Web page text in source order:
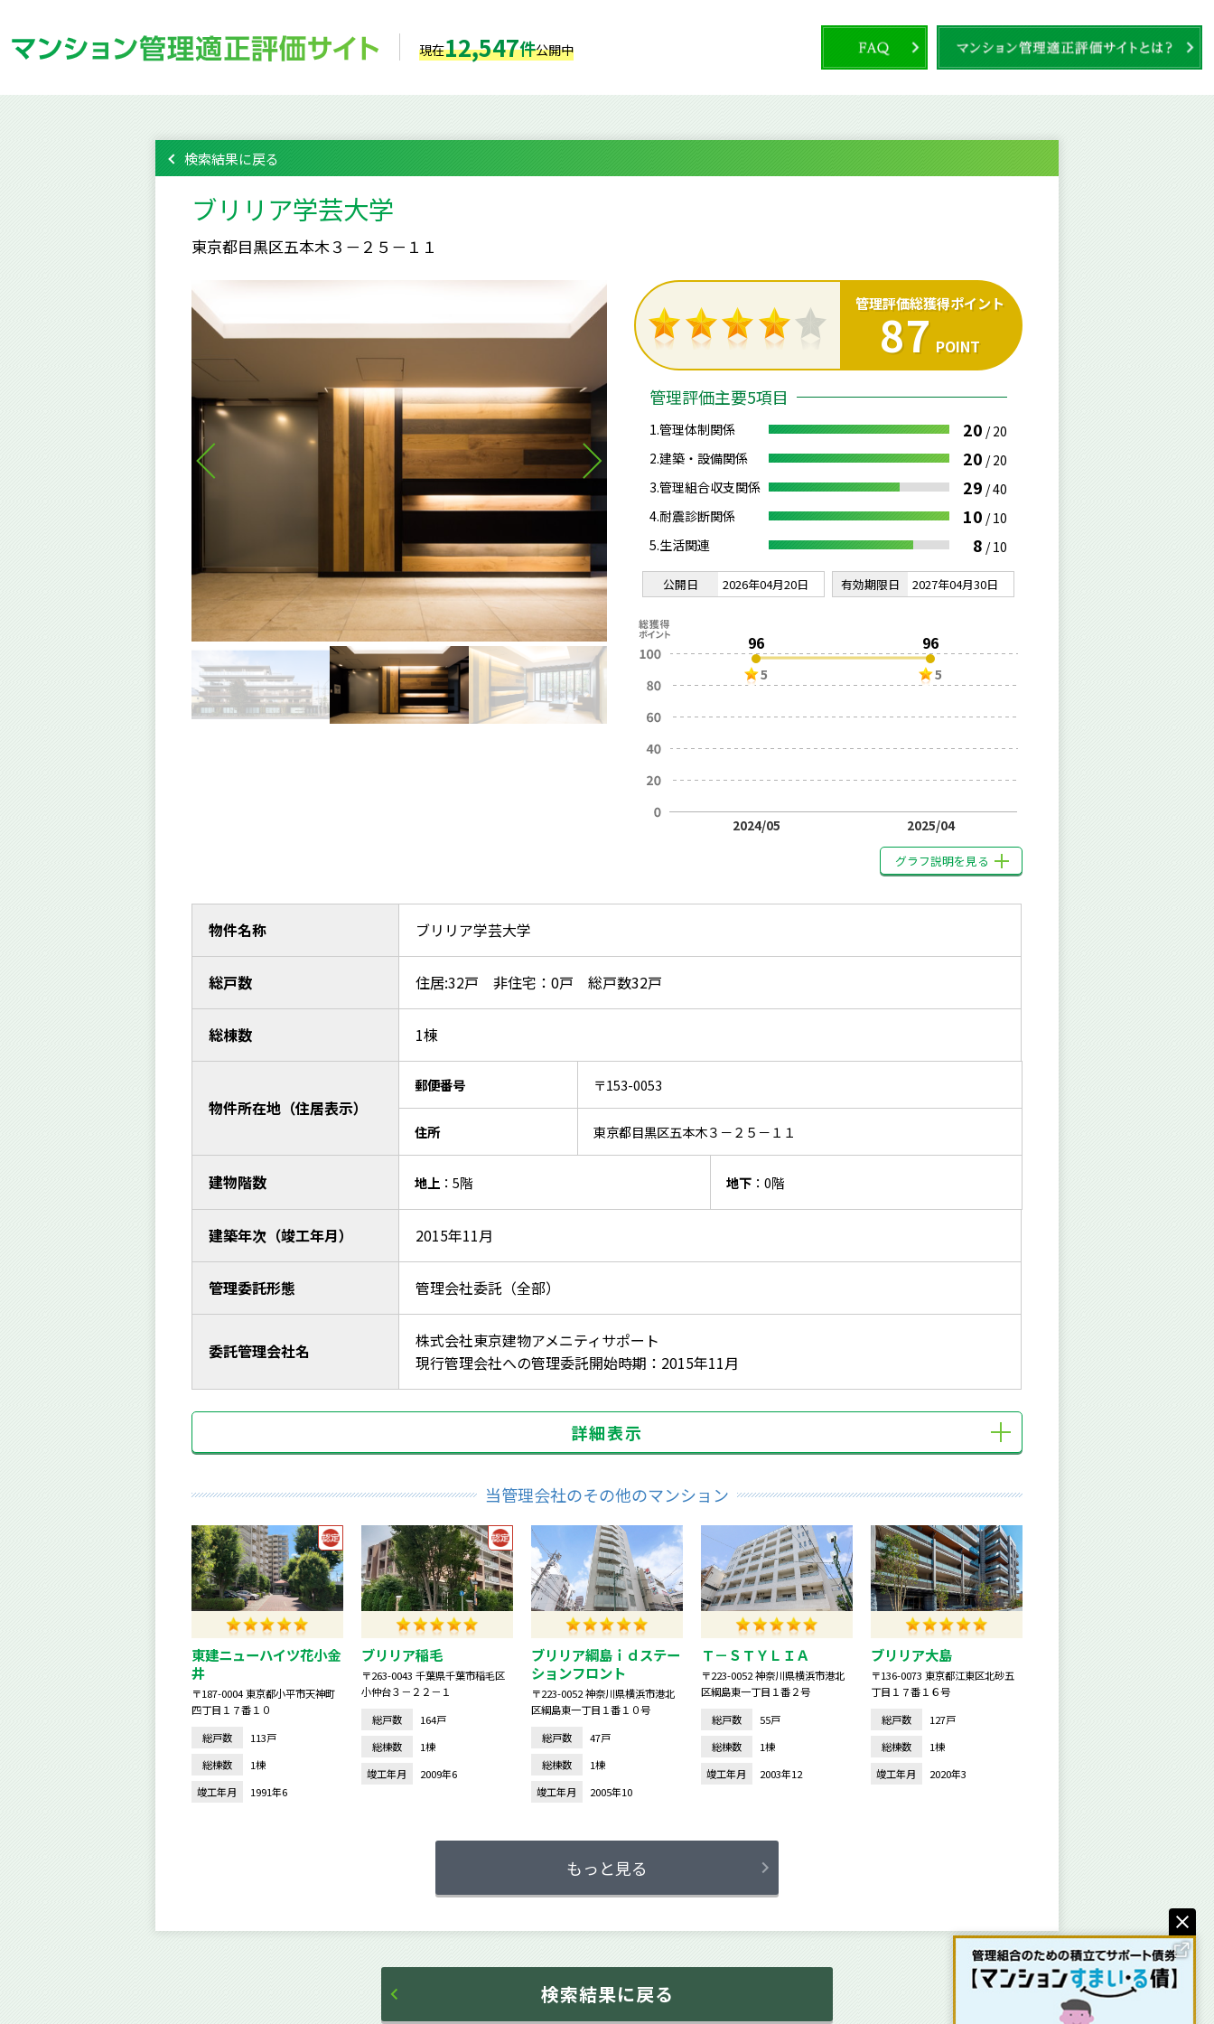
現在12,547件公開中
検索結果に戻る
ブリリア学芸大学
東京都目黒区五本木３－２５－１１
管理評価総獲得ポイント
87 POINT
管理評価主要5項目
1.管理体制関係 20 / 20
2.建築・設備関係
20 / 20
3.管理組合収支関係
29 /40
4.耐震診断関係
10 / 10
5.生活関連
8 / 10
公開日 2026年04月20日 有効期限日 2027年04月30日
96
5
2024/05
96
5
2025/04
グラフ説明を見る
物件名称 ブリリア学芸大学
総戸数 住居:32戸 非住宅：0戸 総戸数32戸
総棟数 1棟
物件所在地（住居表示）
郵便番号 〒153-0053
住所 東京都目黒区五本木３－２５－１１
建物階数 地上：5階 地下：0階
建築年次（竣工年月） 2015年11月
管理委託形態 管理会社委託（全部）
委託管理会社名
株式会社東京建物アメニティサポート
現行管理会社への管理委託開始時期：2015年11月
詳細表示
当管理会社のその他のマンション
東建ニューハイツ花小金
井
〒187-0004 東京都小平市天神町
四丁目１７番１０
総戸数
113戸
総棟数
1棟
竣工年月
1991年6
ブリリア稲毛
〒263-0043 千葉県千葉市稲毛区
小仲台３－２２－１
総戸数
164戸
総棟数
1棟
竣工年月
2009年6
ブリリア綱島ｉｄステー
ションフロント
〒223-0052 神奈川県横浜市港北
区綱島東一丁目１番１０号
総戸数
47戸
総棟数
1棟
竣工年月
2005年10
Ｔ－ＳＴＹＬＩＡ
〒223-0052 神奈川県横浜市港北
区綱島東一丁目１番２号
総戸数
55戸
総棟数
1棟
竣工年月
2003年12
ブリリア大島
〒136-0073 東京都江東区北砂五
丁目１７番１６号
総戸数
127戸
総棟数
1棟
竣工年月
2020年3
もっと見る
検索結果に戻る